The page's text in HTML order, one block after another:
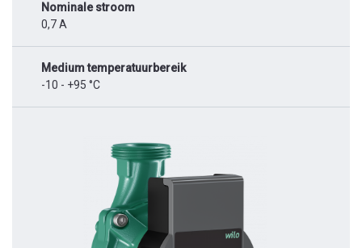
Nominale stroom
0,7 A
Medium temperatuurbereik
-10 - +95 °C